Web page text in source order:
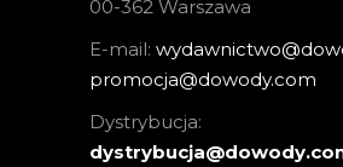
00-362 Warszawa
E-mail:
promocja@dowody.com
Dystrybucja: